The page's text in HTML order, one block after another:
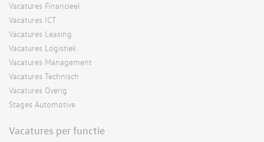
Vacatures Financieel
Vacatures ICT
Vacatures Leasing
Vacatures Logistiek
Vacatures Management
Vacatures Technisch
Vacatures Overig
Stages Automotive
Vacatures per functie